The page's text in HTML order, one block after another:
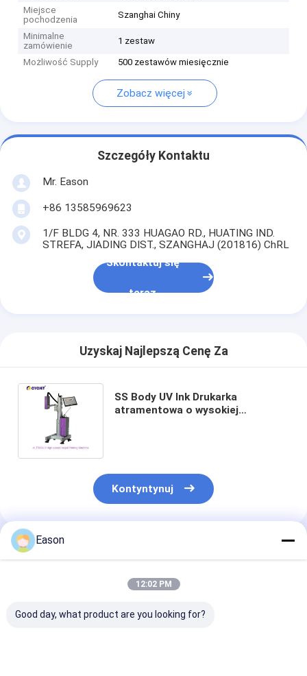
Miejsce
pochodzenia
Szanghai Chiny
Minimalne
zamówienie
1 zestaw
Możliwość Supply 500 zestawów miesięcznie
Zobacz więcej
Szczegóły Kontaktu
Mr. Eason
+86 13585969623
1/F BLDG 4, NR. 333 HUAGAO RD., HUATING IND.
STREFA, JIADING DIST., SZANGHAJ (201816) ChRL
Skontaktuj się
teraz
Uzyskaj Najlepszą Cenę Za
SS Body UV Ink Drukarka
atramentowa o wysokiej
Kontyntynuj
Polecane Produkty
Eason
12:02 PM
Good day, what product are you looking for?